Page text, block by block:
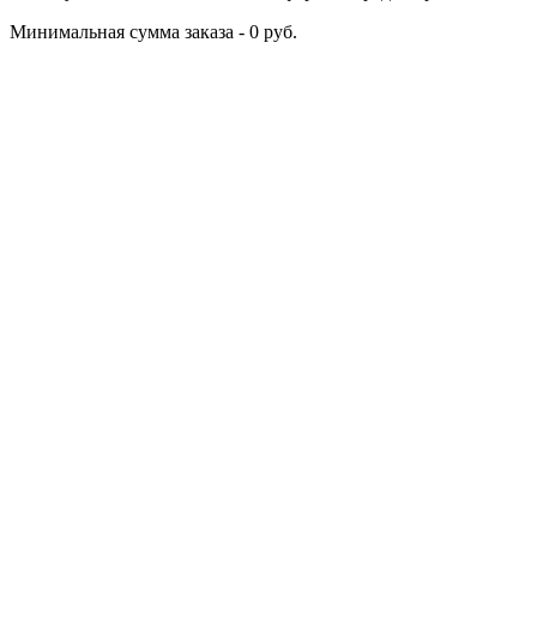
Минимальная сумма заказа - 0 руб.